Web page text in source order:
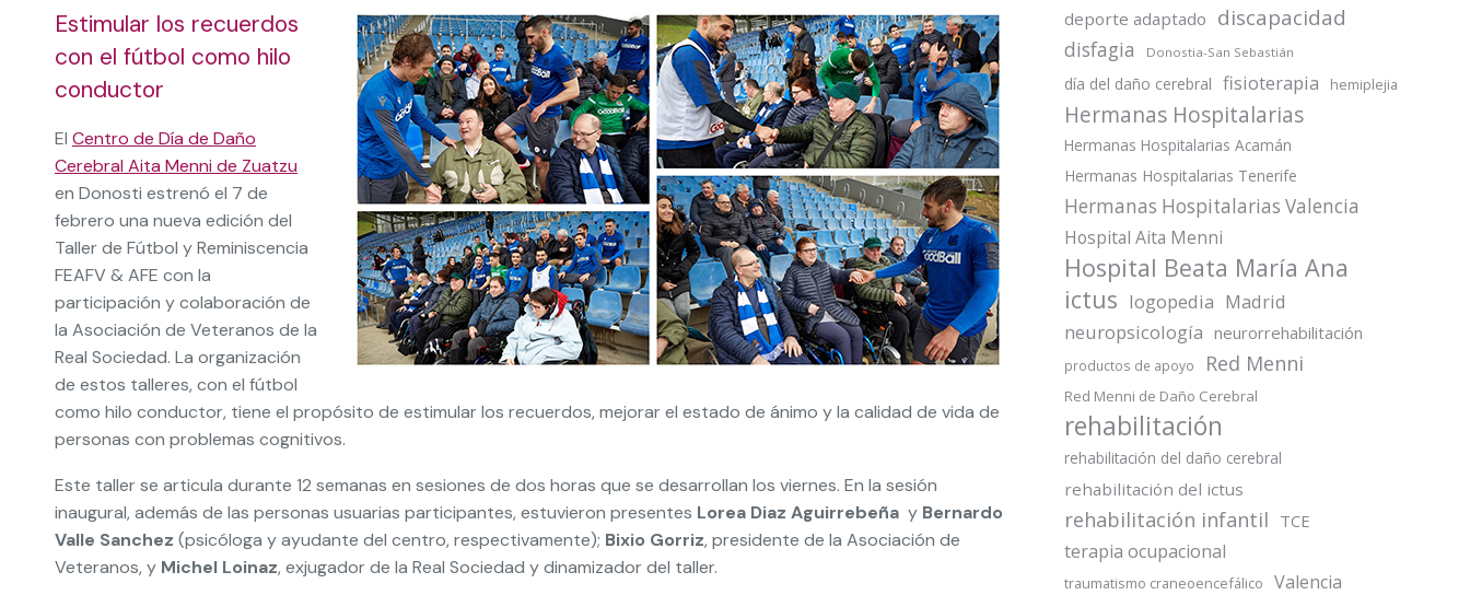
Estimular los recuerdos
con el fútbol como hilo
conductor
El Centro de Día de Daño
Cerebral Aita Menni de Zuatzu
en Donosti estrenó el 7 de
febrero una nueva edición del
Taller de Fútbol y Reminiscencia
FEAFV & AFE con la
participación y colaboración de
la Asociación de Veteranos de la
Real Sociedad. La organización
de estos talleres, con el fútbol
como hilo conductor, tiene el propósito de estimular los recuerdos, mejorar el estado de ánimo y la calidad de vida de
personas con problemas cognitivos.
Este taller se articula durante 12 semanas en sesiones de dos horas que se desarrollan los viernes. En la sesión
inaugural, además de las personas usuarias participantes, estuvieron presentes Lorea Diaz Aguirrebeña y Bernardo
Valle Sanchez (psicóloga y ayudante del centro, respectivamente); Bixio Gorriz, presidente de la Asociación de
Veteranos, y Michel Loinaz, exjugador de la Real Sociedad y dinamizador del taller.
deporte adaptado discapacidad
disfagia Donostia-San Sebastián
día del daño cerebral fisioterapia hemiplejia
Hermanas Hospitalarias
Hermanas Hospitalarias Acamán
Hermanas Hospitalarias Tenerife
Hermanas Hospitalarias Valencia
Hospital Aita Menni
Hospital Beata María Ana
ictus logopedia Madrid
neuropsicología neurorrehabilitación
productos de apoyo Red Menni
Red Menni de Daño Cerebral
rehabilitación
rehabilitación del daño cerebral
rehabilitación del ictus
rehabilitación infantil TCE
terapia ocupacional
traumatismo craneoencefálico Valencia